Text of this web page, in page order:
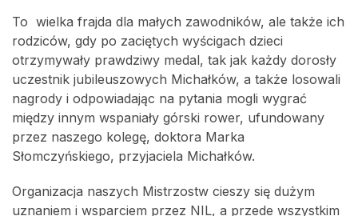
To wielka frajda dla małych zawodników, ale także ich
rodziców, gdy po zaciętych wyścigach dzieci
otrzymywały prawdziwy medal, tak jak każdy dorosły
uczestnik jubileuszowych Michałków, a także losowali
nagrody i odpowiadając na pytania mogli wygrać
między innym wspaniały górski rower, ufundowany
przez naszego kolegę, doktora Marka
Słomczyńskiego, przyjaciela Michałków.
Organizacja naszych Mistrzostw cieszy się dużym
uznaniem i wsparciem przez NIL, a przede wszystkim